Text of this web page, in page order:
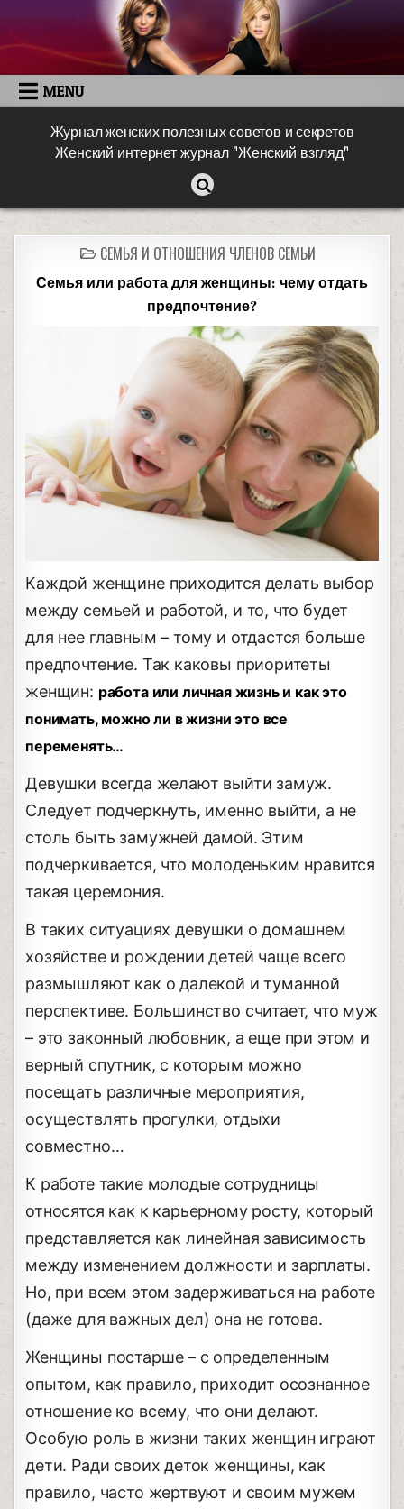
MENU
Журнал женских полезных советов и секретов
Женский интернет журнал "Женский взгляд"
СЕМЬЯ И ОТНОШЕНИЯ ЧЛЕНОВ СЕМЬИ
Семья или работа для женщины: чему отдать
предпочтение?
Каждой женщине приходится делать выбор
между семьей и работой, и то, что будет
для нее главным – тому и отдастся больше
предпочтение. Так каковы приоритеты
женщин: работа или личная жизнь и как это
понимать, можно ли в жизни это все
переменять…
Девушки всегда желают выйти замуж.
Следует подчеркнуть, именно выйти, а не
столь быть замужней дамой. Этим
подчеркивается, что молоденьким нравится
такая церемония.
В таких ситуациях девушки о домашнем
хозяйстве и рождении детей чаще всего
размышляют как о далекой и туманной
перспективе. Большинство считает, что муж
– это законный любовник, а еще при этом и
верный спутник, с которым можно
посещать различные мероприятия,
осуществлять прогулки, отдыхи
совместно…
К работе такие молодые сотрудницы
относятся как к карьерному росту, который
представляется как линейная зависимость
между изменением должности и зарплаты.
Но, при всем этом задерживаться на работе
(даже для важных дел) она не готова.
Женщины постарше – с определенным
опытом, как правило, приходит осознанное
отношение ко всему, что они делают.
Особую роль в жизни таких женщин играют
дети. Ради своих деток женщины, как
правило, часто жертвуют и своим мужем